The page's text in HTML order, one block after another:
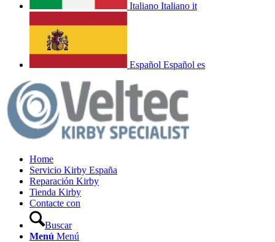
Italiano Italiano it
Español Español es
Home
Servicio Kirby España
Reparación Kirby
Tienda Kirby
Contacte con
Buscar
Menú Menú